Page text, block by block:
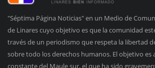
"Séptima Página Noticias" en un Medio de
de Linares cuyo objetivo es que la comunidad
través de un periodismo que respeta la libertad
sobre todo los derechos humanos. El objetivo es
constante del Maule sur, el que ha sido